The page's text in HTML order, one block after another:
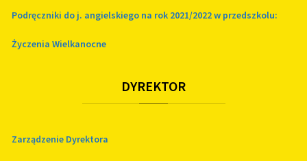
Podręczniki do j. angielskiego na rok 2021/2022 w przedszkolu:
Życzenia Wielkanocne
DYREKTOR
Zarządzenie Dyrektora